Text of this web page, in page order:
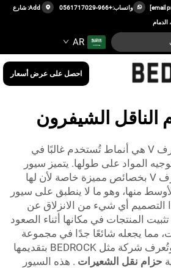
واتساب:+966-0561717029 Add: شارع
الدمام
AR
احصل على عرض أسعار
الشيفرون
الشرائط على شكل حرف V هي أنماط تُستخدم غالبًا في
المواد على طولها. يتميز سيور
النقل ذات الشكل الحرف V بخصائص مميزة خاصة لأن لها
منها، وهو ما لا ينطبق على سيور
التصميم أي شيء من الانزلاق عن
المنتجات في مكانها أثناء الصعود
مما يجعله شائعًا جدًا في مجموعة
واسعة من الصناعات. وتُعرف شركة مثل BEDROCK بتقديمها
حزام نقل الشعيرات . هذه السيور